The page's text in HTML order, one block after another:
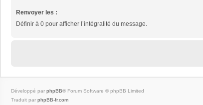
Renvoyer les :
Définir à 0 pour afficher l’intégralité du message.
Développé par phpBB® Forum Software © phpBB Limited
Traduit par phpBB-fr.com